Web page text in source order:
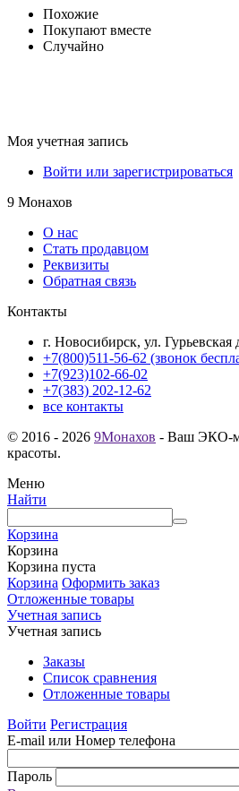
Похожие
Покупают вместе
Случайно
Моя учетная запись
Войти или зарегистрироваться
9 Монахов
О нас
Стать продавцом
Реквизиты
Обратная связь
Контакты
г. Новосибирск, ул. Гурьевская
+7(800)511-56-62 (звонок
+7(923)102-66-02
+7(383) 202-12-62
все контакты
© 2016 - 2026 9Монахов - Ваш ЭКО-
красоты.
Меню
Найти
Корзина
Корзина
Корзина пуста
Корзина Оформить заказ
Отложенные товары
Учетная запись
Учетная запись
Заказы
Список сравнения
Отложенные товары
Войти Регистрация
E-mail или Номер телефона
Пароль